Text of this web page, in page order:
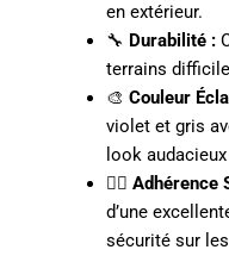
en extérieur.
🔧 Durabilité :
terrains
🎨 Couleur
violet et gris
look
🚶‍♂️ Adhérence
d’une
sécurité sur